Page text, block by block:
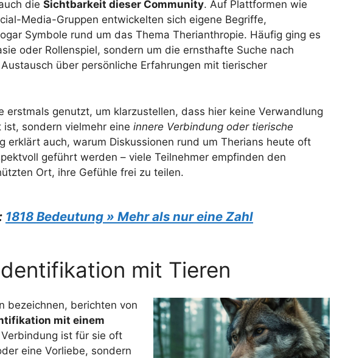
die Sichtbarkeit dieser Community. Auf Plattformen wie
Media-Gruppen entwickelten sich eigene Begriffe,
Symbole rund um das Thema Therianthropie. Häufig ging es
oder Rollenspiel, sondern um die ernsthafte Suche nach
über persönliche Erfahrungen mit tierischer
erstmals genutzt, um klarzustellen, dass hier keine Verwandlung
sondern vielmehr eine innere Verbindung oder tierische
erklärt auch, warum Diskussionen rund um Therians heute oft
geführt werden – viele Teilnehmer empfinden den
Ort, ihre Gefühle frei zu teilen.
1818 Bedeutung » Mehr als nur eine Zahl
mit Tieren
bezeichnen, berichten von
mit einem
Verbindung ist für sie oft
eine Vorliebe, sondern